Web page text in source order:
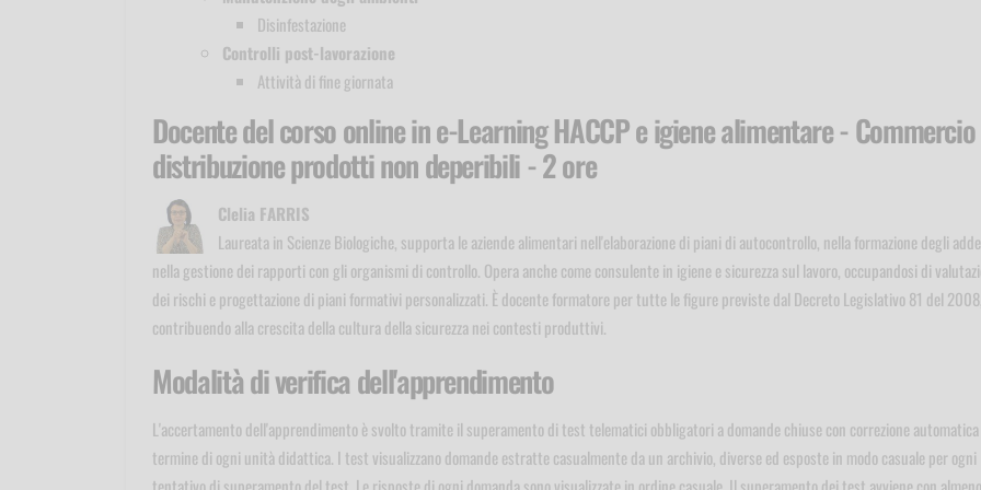
Disinfestazione
Controlli post-lavorazione
Attività di fine giornata
Docente del corso online in e-Learning HACCP e igiene alimentare -
distribuzione prodotti non deperibili - 2 ore
Clelia FARRIS
Laureata in Scienze Biologiche, supporta le aziende alimentari nell'elaborazione di piani di autocontrollo, nella formazione degli
nella gestione dei rapporti con gli organismi di controllo. Opera anche come consulente in igiene e sicurezza sul lavoro, occupandosi di
dei rischi e progettazione di piani formativi personalizzati. È docente formatore per tutte le figure previste dal Decreto Legislativo 81 del 2008,
contribuendo alla crescita della cultura della sicurezza nei contesti produttivi.
Modalità di verifica dell'apprendimento
L'accertamento dell'apprendimento è svolto tramite il superamento di test telematici obbligatori a domande chiuse con correzione automatica
termine di ogni unità didattica. I test visualizzano domande estratte casualmente da un archivio, diverse ed esposte in modo casuale per ogni
tentativo di superamento del test. Le risposte di ogni domanda sono visualizzate in ordine casuale. Il superamento dei test avviene con almeno